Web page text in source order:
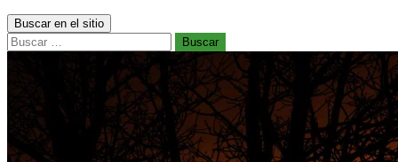
Buscar en el sitio
Buscar